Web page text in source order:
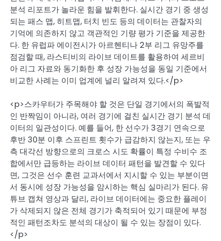
분석 리포트가 놀라운 힘을 발휘한다. 실시간 경기 중 생성
되는 패스 맵, 히트맵, 터치 빈도 등의 데이터는 관찰자의
기억에 의존하지 않고 객관적인 기량 평가 기준을 제공한
다. 한 유럽파 에이전시가 아르헨티나 2부 리그 유망주를
점검할 때, 라스티비의 라이브 데이트를 활용하여 세르비
아 리그 자료와 동기화한 후 성장 가능성을 동일 기준에서
비교한 사례는 이미 업계에 널리 알려져 있다.</p>
<p>스카우터가 주목해야 할 것은 단일 경기에서의 폭발적
인 반짝임이 아니라, 여러 경기에 걸친 실시간 경기 분석 데
이터의 일관성이다. 예를 들어, 한 선수가 3경기 연속으로
후반 30분 이후 스프린트 횟수가 급감하지 않는지, 또는 우
측 대각선 방향으로의 크로스 시도 확률이 특정 수비수 조
합에서만 급등하는 라이브 데이터 패턴을 발견할 수 있다
면, 그것은 선수 훈련 교과서에서 지시할 수 있는 부분이면
서 동시에 성장 가능성을 암시하는 핵심 실마리가 된다. 유
튜브 캡쳐 영상과 달리, 라이브 데이터에는 중요한 플레이
가 삭제되지 않은 전체 경기가 축적되어 있기 때문에 부정
적인 패턴조차도 분석의 대상이 될 수 있는 장점이 있다.
</p>